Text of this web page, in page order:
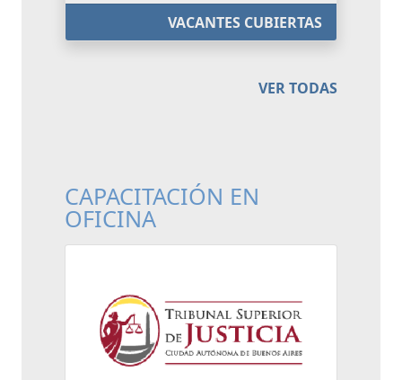
VACANTES CUBIERTAS
VER TODAS
CAPACITACIÓN EN
OFICINA